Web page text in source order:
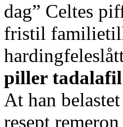
dag” Celtes
fristil
piller
At han
resept